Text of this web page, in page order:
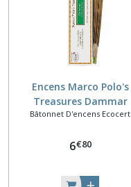
Encens Marco Polo's
Treasures Dammar
Bâtonnet D'encens Ecocert
6€80